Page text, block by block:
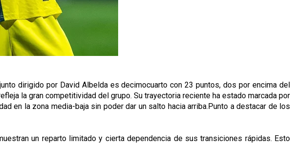
dirigido por David Albelda es decimocuarto con 23 puntos, dos por encima del
la gran competitividad del grupo. Su trayectoria reciente ha estado marcada por
en la zona media-baja sin poder dar un salto hacia arriba.Punto a destacar de los
un reparto limitado y cierta dependencia de sus transiciones rápidas. Esto